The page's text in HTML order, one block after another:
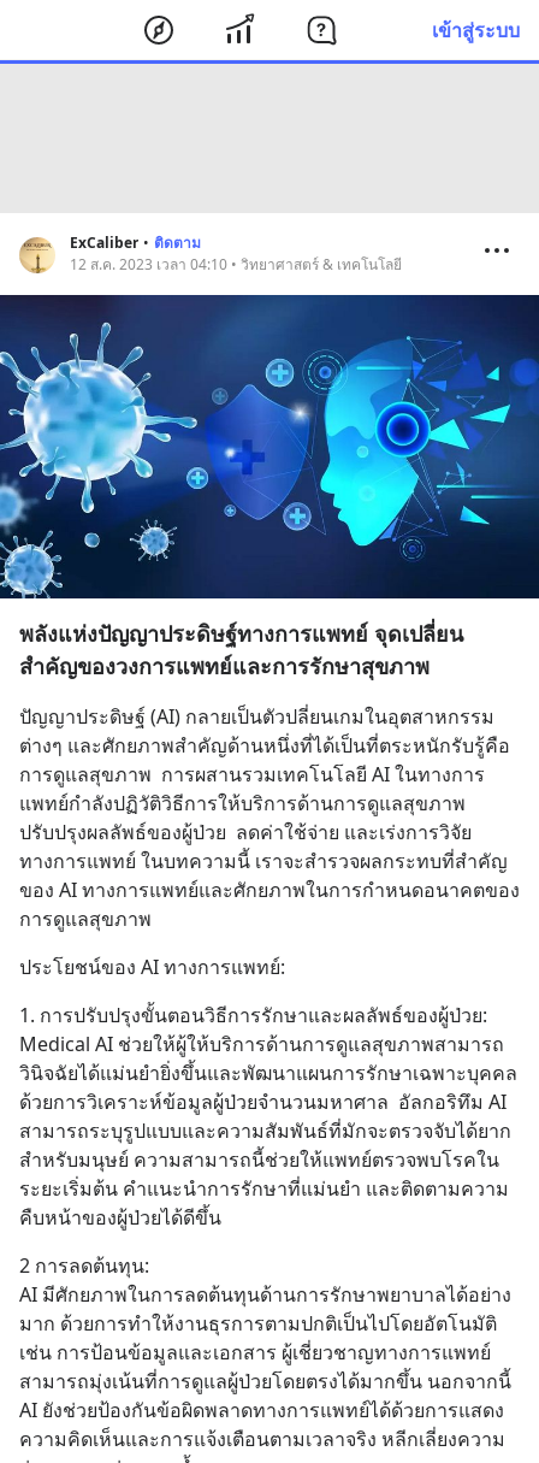
เข้าสู่ระบบ
ExCaliber • ติดตาม
12 ส.ค. 2023 เวลา 04:10 • วิทยาศาสตร์ & เทคโนโลยี
พลังแห่งปัญญาประดิษฐ์ทางการแพทย์ จุดเปลี่ยน
สำคัญของวงการแพทย์และการรักษาสุขภาพ
ปัญญาประดิษฐ์ (AI) กลายเป็นตัวปลี่ยนเกมในอุตสาหกรรม
ต่างๆ และศักยภาพสำคัญด้านหนึ่งที่ได้เป็นที่ตระหนักรับรู้คือ
การดูแลสุขภาพ  การผสานรวมเทคโนโลยี AI ในทางการ
แพทย์กำลังปฏิวัติวิธีการให้บริการด้านการดูแลสุขภาพ
ปรับปรุงผลลัพธ์ของผู้ป่วย  ลดค่าใช้จ่าย และเร่งการวิจัย
ทางการแพทย์ ในบทความนี้ เราจะสำรวจผลกระทบที่สำคัญ
ของ AI ทางการแพทย์และศักยภาพในการกำหนดอนาคตของ
การดูแลสุขภาพ
ประโยชน์ของ AI ทางการแพทย์:
1. การปรับปรุงขั้นตอนวิธีการรักษาและผลลัพธ์ของผู้ป่วย:
Medical AI ช่วยให้ผู้ให้บริการด้านการดูแลสุขภาพสามารถ
วินิจฉัยได้แม่นยำยิ่งขึ้นและพัฒนาแผนการรักษาเฉพาะบุคคล
ด้วยการวิเคราะห์ข้อมูลผู้ป่วยจำนวนมหาศาล  อัลกอริทึม AI
สามารถระบุรูปแบบและความสัมพันธ์ที่มักจะตรวจจับได้ยาก
สำหรับมนุษย์ ความสามารถนี้ช่วยให้แพทย์ตรวจพบโรคใน
ระยะเริ่มต้น คำแนะนำการรักษาที่แม่นยำ และติดตามความ
คืบหน้าของผู้ป่วยได้ดีขึ้น
2 การลดต้นทุน:
AI มีศักยภาพในการลดต้นทุนด้านการรักษาพยาบาลได้อย่าง
มาก ด้วยการทำให้งานธุรการตามปกติเป็นไปโดยอัตโนมัติ
เช่น การป้อนข้อมูลและเอกสาร ผู้เชี่ยวชาญทางการแพทย์
สามารถมุ่งเน้นที่การดูแลผู้ป่วยโดยตรงได้มากขึ้น นอกจากนี้
AI ยังช่วยป้องกันข้อผิดพลาดทางการแพทย์ได้ด้วยการแสดง
ความคิดเห็นและการแจ้งเตือนตามเวลาจริง หลีกเลี่ยงความ